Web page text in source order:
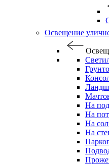
Освещение
На
На
На
На